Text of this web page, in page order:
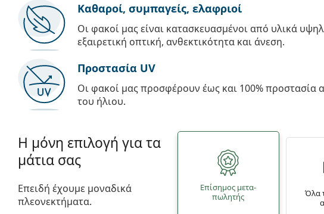
Καθαροί, συμπαγείς, ελαφριοί
Οι φακοί μας είναι κατασκευασμένοι από υλικά
εξαιρετική οπτική, ανθεκτικότητα και άνεση.
Προστασία UV
Οι φακοί μας προσφέρουν έως και 100% προστασία
του ήλιου.
Η μόνη επιλογή για τα
μάτια σας
Επειδή έχουμε μοναδικά
πλεονεκτήματα.
Επίσημος μετα­
πωλητής
Όλα